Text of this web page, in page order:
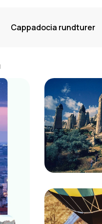
Cappadocia rundturer